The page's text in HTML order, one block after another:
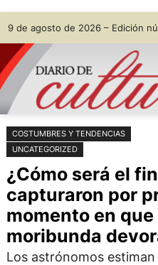
Saltar
al
contenido
Skip
to
content
9 de agosto de 2026 – Edición
COSTUMBRES Y TENDENCIAS
UNCATEGORIZED
¿Cómo será el
capturaron por
momento en
moribunda
Los astrónomos